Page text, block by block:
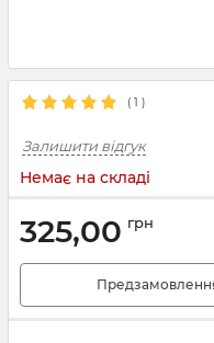
( 1 )
Залишити відгук
Немає на складі
325,00 грн